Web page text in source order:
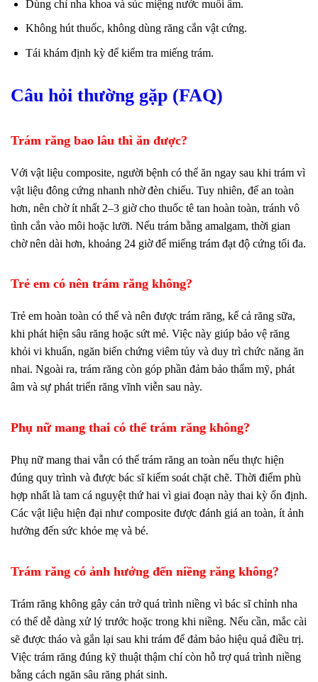
Dùng chỉ nha khoa và súc miệng nước muối ấm.
Không hút thuốc, không dùng răng cắn vật cứng.
Tái khám định kỳ để kiểm tra miếng trám.
Câu hỏi thường gặp (FAQ)
Trám răng bao lâu thì ăn được?
Với vật liệu composite, người bệnh có thể ăn ngay sau khi trám vì
vật liệu đông cứng nhanh nhờ đèn chiếu. Tuy nhiên, để an toàn
hơn, nên chờ ít nhất 2–3 giờ cho thuốc tê tan hoàn toàn, tránh vô
tình cắn vào môi hoặc lưỡi. Nếu trám bằng amalgam, thời gian
chờ nên dài hơn, khoảng 24 giờ để miếng trám đạt độ cứng tối đa.
Trẻ em có nên trám răng không?
Trẻ em hoàn toàn có thể và nên được trám răng, kể cả răng sữa,
khi phát hiện sâu răng hoặc sứt mẻ. Việc này giúp bảo vệ răng
khỏi vi khuẩn, ngăn biến chứng viêm tủy và duy trì chức năng ăn
nhai. Ngoài ra, trám răng còn góp phần đảm bảo thẩm mỹ, phát
âm và sự phát triển răng vĩnh viễn sau này.
Phụ nữ mang thai có thể trám răng không?
Phụ nữ mang thai vẫn có thể trám răng an toàn nếu thực hiện
đúng quy trình và được bác sĩ kiểm soát chặt chẽ. Thời điểm phù
hợp nhất là tam cá nguyệt thứ hai vì giai đoạn này thai kỳ ổn định.
Các vật liệu hiện đại như composite được đánh giá an toàn, ít ảnh
hưởng đến sức khỏe mẹ và bé.
Trám răng có ảnh hưởng đến niềng răng không?
Trám răng không gây cản trở quá trình niềng vì bác sĩ chỉnh nha
có thể dễ dàng xử lý trước hoặc trong khi niềng. Nếu cần, mắc cài
sẽ được tháo và gắn lại sau khi trám để đảm bảo hiệu quả điều trị.
Việc trám răng đúng kỹ thuật thậm chí còn hỗ trợ quá trình niềng
bằng cách ngăn sâu răng phát sinh.